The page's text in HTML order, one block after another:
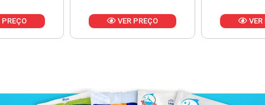
PREÇO VER PREÇO VER